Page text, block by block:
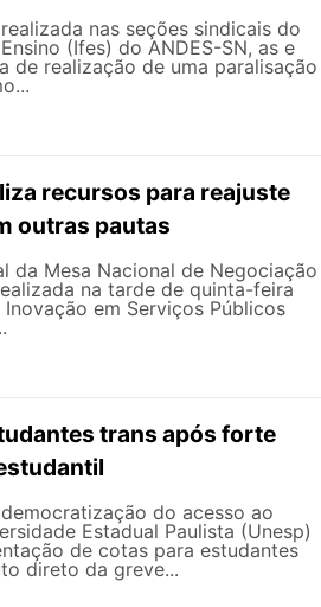
nas seções sindicais do
(Ifes) do ANDES-SN, as e
de realização de uma paralisação
recursos para reajuste
outras pautas
da Mesa Nacional de Negociação
na tarde de quinta-feira
em Serviços Públicos
trans após forte
do acesso ao
Estadual Paulista (Unesp)
de cotas para estudantes
direto da greve...